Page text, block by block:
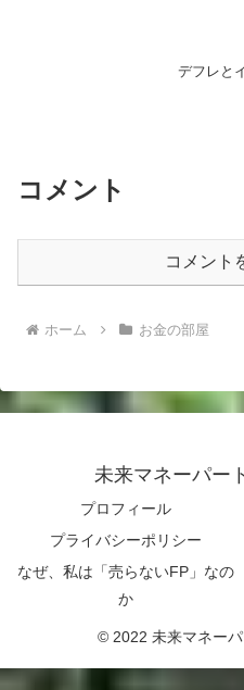
デフレと
コメント
コメント
ホーム お金の部屋
未来マネーパー
プロフィール
プライバシーポリシー
なぜ、私は「売らないFP」なの
か
© 2022 未来マネー